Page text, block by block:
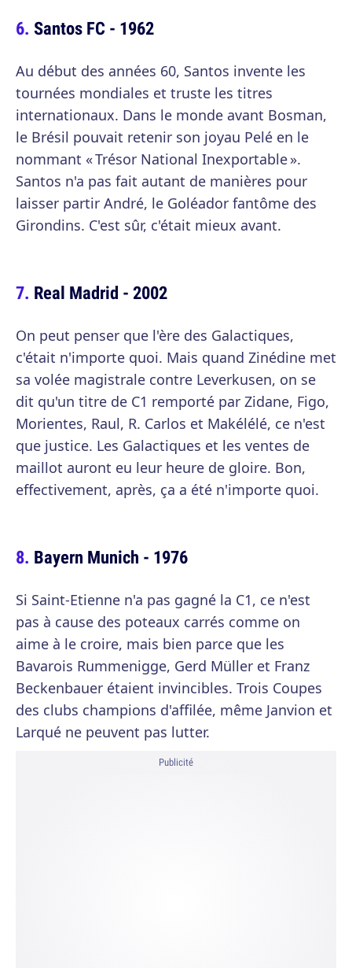
Santos FC - 1962
Au début des années 60, Santos invente les
tournées mondiales et truste les titres
internationaux. Dans le monde avant Bosman,
le Brésil pouvait retenir son joyau Pelé en le
nommant « Trésor National Inexportable ».
Santos n'a pas fait autant de manières pour
laisser partir André, le Goléador fantôme des
Girondins. C'est sûr, c'était mieux avant.
Real Madrid - 2002
On peut penser que l'ère des Galactiques,
c'était n'importe quoi. Mais quand Zinédine met
sa volée magistrale contre Leverkusen, on se
dit qu'un titre de C1 remporté par Zidane, Figo,
Morientes, Raul, R. Carlos et Makélélé, ce n'est
que justice. Les Galactiques et les ventes de
maillot auront eu leur heure de gloire. Bon,
effectivement, après, ça a été n'importe quoi.
Bayern Munich - 1976
Si Saint-Etienne n'a pas gagné la C1, ce n'est
pas à cause des poteaux carrés comme on
aime à le croire, mais bien parce que les
Bavarois Rummenigge, Gerd Müller et Franz
Beckenbauer étaient invincibles. Trois Coupes
des clubs champions d'affilée, même Janvion et
Larqué ne peuvent pas lutter.
Publicité